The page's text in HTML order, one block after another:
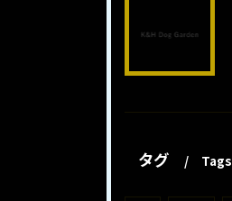
タグ Tags